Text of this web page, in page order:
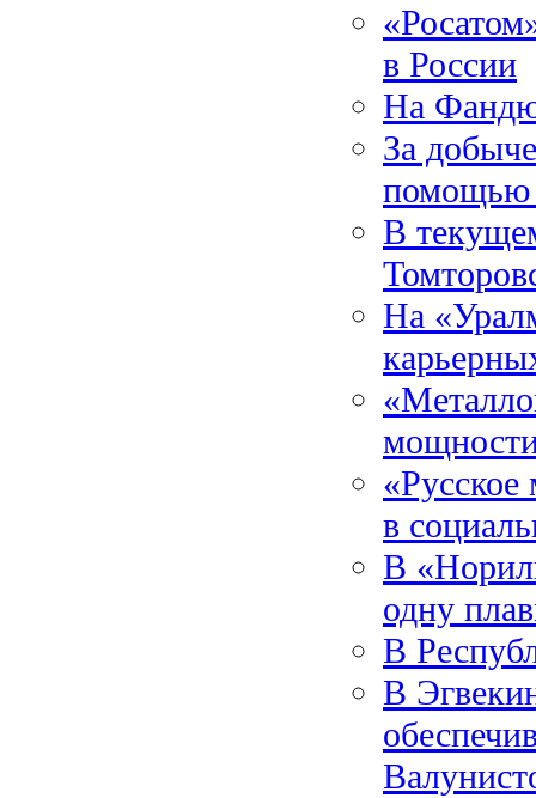
в России
На
За
помощью
В
На
«Русское
в
В
одну
В
В